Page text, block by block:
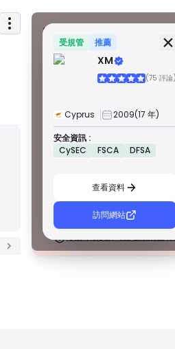
受規管 推薦
XM
(75 評論)
Cyprus 2009(17 年)
安全資訊 :
CySEC
FSCA DFSA
查看資料
訪問網站
安全資訊
警告
該公司目前 未
請注意潛在風
每個等級的許可證在法規上
由全球知名監管機構頒發，這些許
由受尊敬的區域監管機構授予，這
措施，例如資金隔離、財務報告和
那麼嚴格，但它
如最低資本要求和 AML 政策。監
謹
來自監管最少的司法管轄區，
護，例如資金隔離和保險。雖
力，但它們